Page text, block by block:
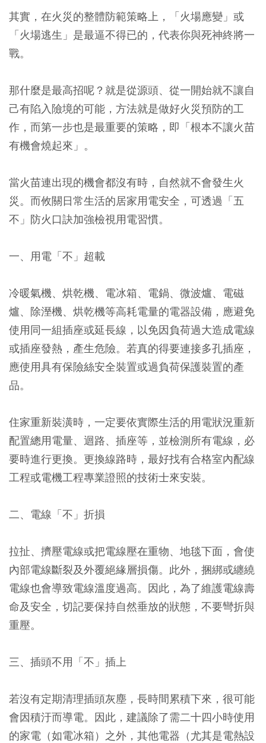
其實，在火災的整體防範策略上，「火場應變」或
「火場逃生」是最逼不得已的，代表你與死神終將一
戰。
那什麼是最高招呢？就是從源頭、從一開始就不讓自
己有陷入險境的可能，方法就是做好火災預防的工
作，而第一步也是最重要的策略，即「根本不讓火苗
有機會燒起來」。
當火苗連出現的機會都沒有時，自然就不會發生火
災。而攸關日常生活的居家用電安全，可透過「五
不」防火口訣加強檢視用電習慣。
一、用電「不」超載
冷暖氣機、烘乾機、電冰箱、電鍋、微波爐、電磁
爐、除溼機、烘乾機等高耗電量的電器設備，應避免
使用同一組插座或延長線，以免因負荷過大造成電線
或插座發熱，產生危險。若真的得要連接多孔插座，
應使用具有保險絲安全裝置或過負荷保護裝置的產
品。
住家重新裝潢時，一定要依實際生活的用電狀況重新
配置總用電量、迴路、插座等，並檢測所有電線，必
要時進行更換。更換線路時，最好找有合格室內配線
工程或電機工程專業證照的技術士來安裝。
二、電線「不」折損
拉扯、擠壓電線或把電線壓在重物、地毯下面，會使
內部電線斷裂及外覆絕緣層損傷。此外，捆綁或纏繞
電線也會導致電線溫度過高。因此，為了維護電線壽
命及安全，切記要保持自然垂放的狀態，不要彎折與
重壓。
三、插頭不用「不」插上
若沒有定期清理插頭灰塵，長時間累積下來，很可能
會因積汙而導電。因此，建議除了需二十四小時使用
的家電（如電冰箱）之外，其他電器（尤其是電熱設